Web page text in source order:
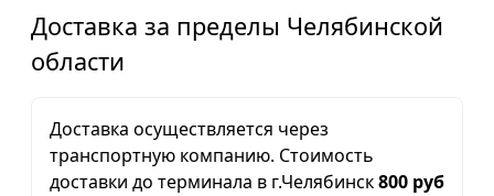
Доставка за пределы Челябинской
области
Доставка осуществляется через
транспортную компанию. Стоимость
доставки до терминала в г.Челябинск800 руб